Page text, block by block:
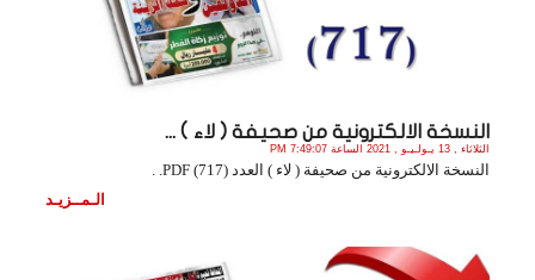
النسخة الالكترونية من صحيفة ( لاء ) ...
الثلاثاء , 13 يـولـيـو , 2021 الساعة 7:49:07 PM
النسخة الالكترونية من صحيفة ( لاء ) العدد (717) PDF. .
الـمــزيـد